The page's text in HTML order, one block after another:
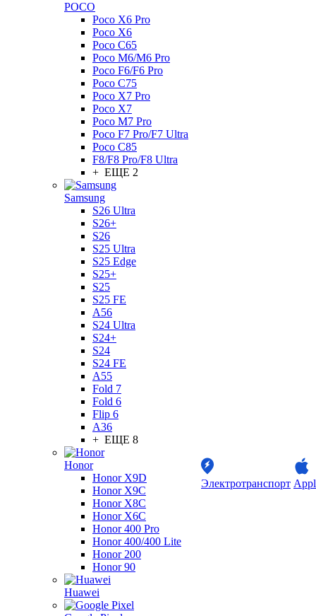
POCO
Poco X6 Pro
Poco X6
Poco C65
Poco M6/M6 Pro
Poco F6/F6 Pro
Poco C75
Poco X7 Pro
Poco X7
Poco M7 Pro
Poco F7 Pro/F7 Ultra
Poco C85
F8/F8 Pro/F8 Ultra
+ ЕЩЕ 2
Samsung
S26 Ultra
S26+
S26
S25 Ultra
S25 Edge
S25+
S25
S25 FE
A56
S24 Ultra
S24+
S24
S24 FE
A55
Fold 7
Fold 6
Flip 6
A36
+ ЕЩЕ 8
Honor
Honor X9D
Honor X9C
Honor X8C
Honor X6C
Honor 400 Pro
Honor 400/400 Lite
Honor 200
Honor 90
Huawei
Электротранспорт